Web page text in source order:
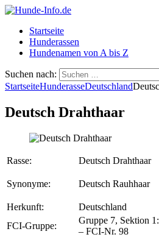
Startseite
Hunderassen
Hundenamen von A bis Z
Suchen nach:
StartseiteHunderasseDeutschland
Deutsch Drahthaar
Rasse: Deutsch Drahthaar
Synonyme: Deutsch Rauhhaar
Herkunft:
Deutschland
FCI-Gruppe:
Gruppe 7, Sektion
– FCI-Nr. 98